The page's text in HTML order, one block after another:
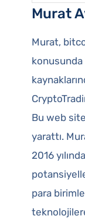
Murat
Murat,
Bu web
yarattı.
2016
para